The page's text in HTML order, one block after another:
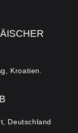
Kroatien.
Deutschland